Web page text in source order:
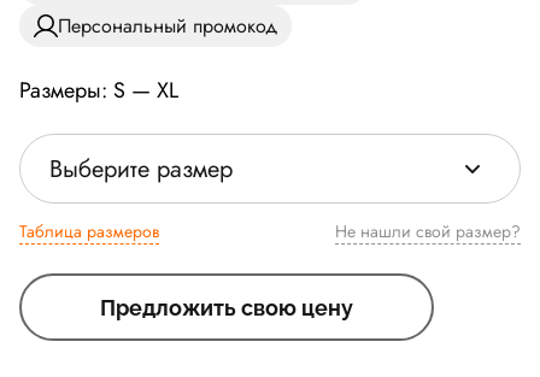
Персональный промокод
Размеры: S — XL
Выберите размер
Таблица размеров Не нашли свой размер?
Предложить свою цену